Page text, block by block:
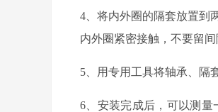
4、将内外圈的隔套放置到
内外圈紧密接触，不要留间
5、用专用工具将轴承、隔
6、安装完成后，可以测